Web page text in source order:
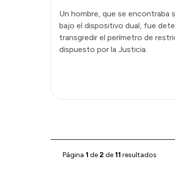
Un hombre, que se encontraba
bajo el dispositivo dual, fue
transgredir el perímetro de
dispuesto por la Justicia.
Página 1 de2 de 11 resultados